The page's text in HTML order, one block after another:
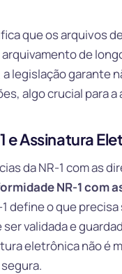
que os arquivos
de
legislação garante
algo crucial para a
Assinatura
da NR-1 com as
NR-1 com
define o que
validada e
eletrônica não é